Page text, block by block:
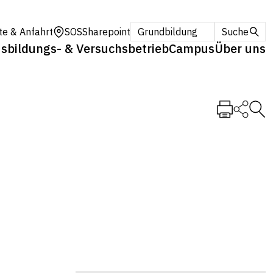
& Anfahrt SOSSharepoint Grundbildung Suche
& VersuchsbetriebCampusÜber uns